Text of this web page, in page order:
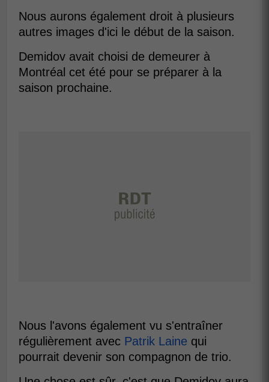
Nous aurons également droit à plusieurs
autres images d'ici le début de la saison.
Demidov avait choisi de demeurer à
Montréal cet été pour se préparer à la
saison prochaine.
Nous l'avons également vu s'entraîner
régulièrement avec Patrik Laine qui
pourrait devenir son compagnon de trio.